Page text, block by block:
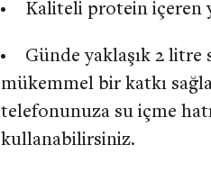
Kaliteli protein içeren
Günde yaklaşık 2
mükemmel bir katkı
telefonunuza su içme
kullanabilirsiniz.